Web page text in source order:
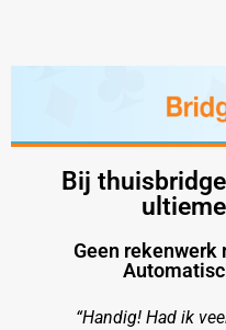
Bij
Geen rekenwerk
“Handig! Had ik